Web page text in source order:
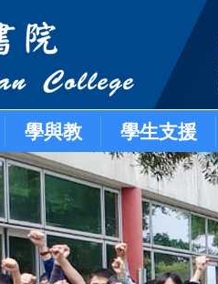
學與教 學生支援